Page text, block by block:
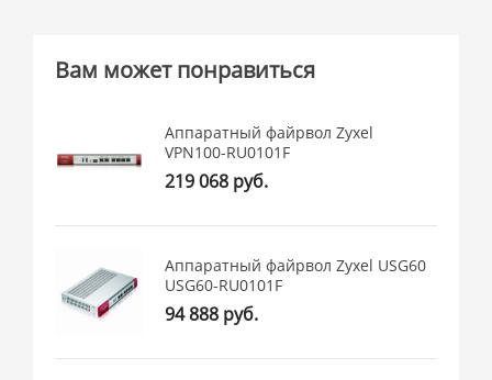
Вам может понравиться
Аппаратный файрвол Zyxel
VPN100-RU0101F
219 068 руб.
Аппаратный файрвол Zyxel USG60
USG60-RU0101F
94 888 руб.